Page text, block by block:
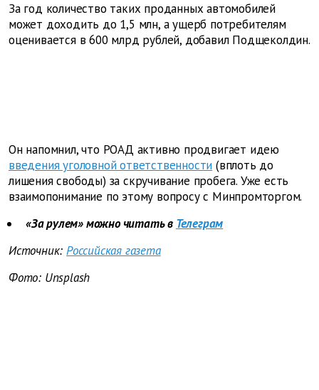
За год количество таких проданных автомобилей
может доходить до 1,5 млн, а ущерб потребителям
оценивается в 600 млрд рублей, добавил Подщеколдин.
Он напомнил, что РОАД активно продвигает идею
введения уголовной ответственности (вплоть до
лишения свободы) за скручивание пробега. Уже есть
взаимопонимание по этому вопросу с Минпромторгом.
«За рулем» можно читать в Телеграм
Источник: Российская газета
Фото: Unsplash